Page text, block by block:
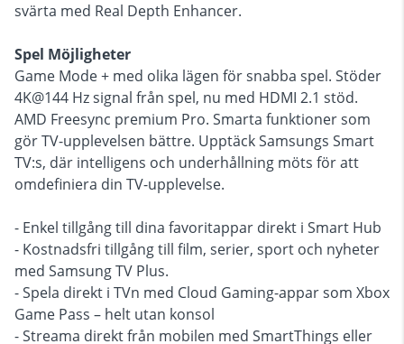
svärta med Real Depth Enhancer.
Spel Möjligheter
Game Mode + med olika lägen för snabba spel. Stöder
4K@144 Hz signal från spel, nu med HDMI 2.1 stöd.
AMD Freesync premium Pro. Smarta funktioner som
gör TV-upplevelsen bättre. Upptäck Samsungs Smart
TV:s, där intelligens och underhållning möts för att
omdefiniera din TV-upplevelse.
- Enkel tillgång till dina favoritappar direkt i Smart Hub
- Kostnadsfri tillgång till film, serier, sport och nyheter
med Samsung TV Plus.
- Spela direkt i TVn med Cloud Gaming-appar som Xbox
Game Pass – helt utan konsol
- Streama direkt från mobilen med SmartThings eller